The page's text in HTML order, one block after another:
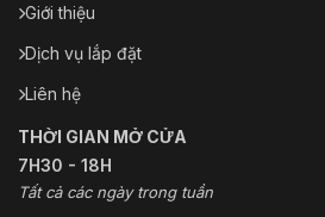
Giới thiệu
Dịch vụ lắp đặt
Liên hệ
THỜI GIAN MỞ CỬA
7H30 - 18H
Tất cả các ngày trong tuần